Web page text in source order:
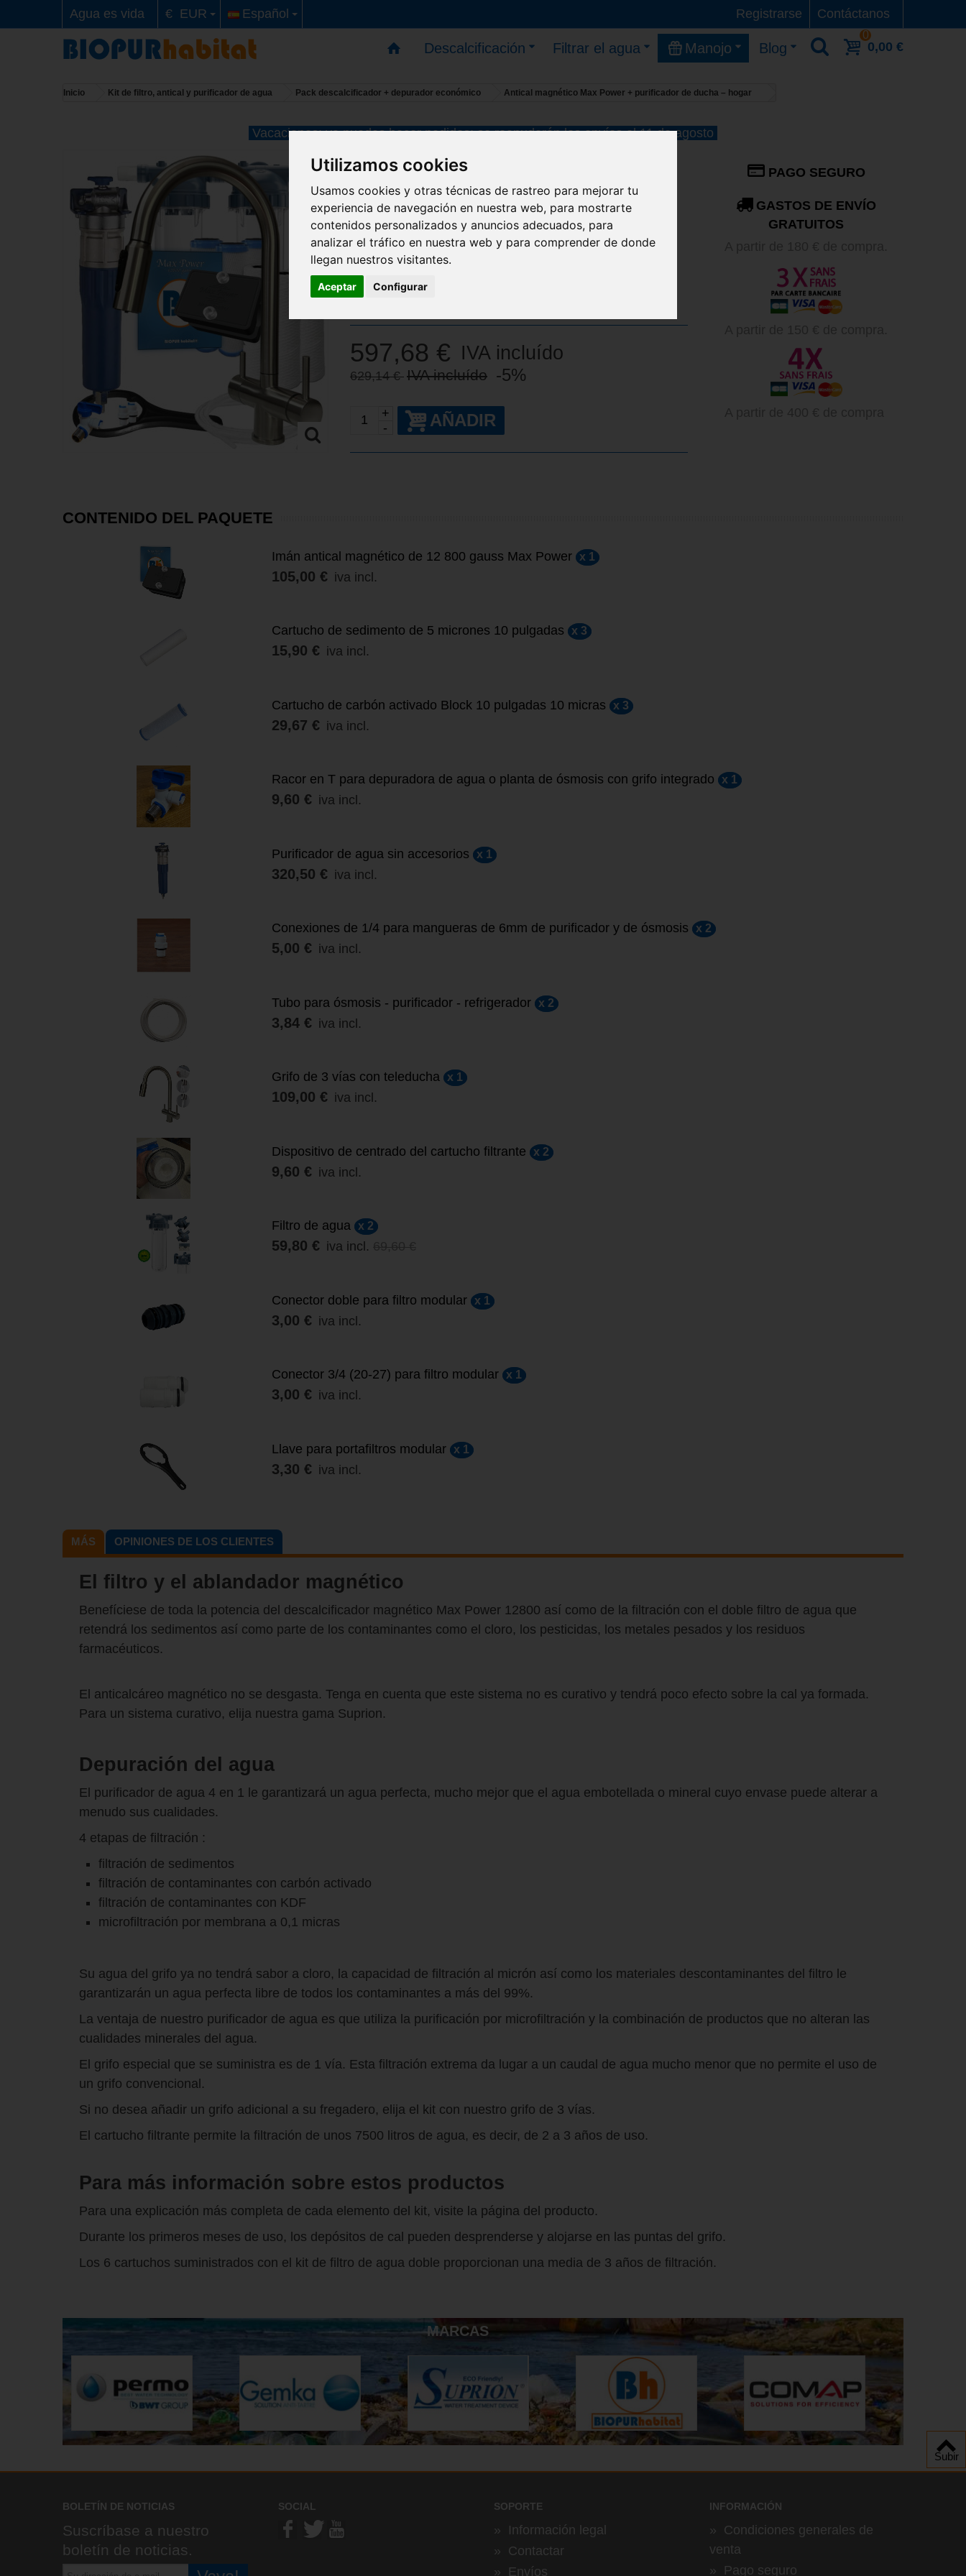
Utilizamos cookies
Usamos cookies y otras técnicas de rastreo para mejorar tu
experiencia de navegación en nuestra web, para mostrarte
contenidos personalizados y anuncios adecuados, para
analizar el tráfico en nuestra web y para comprender de donde
llegan nuestros visitantes.
Aceptar Configurar
Contáctanos
Agua es vida Registrarse
€ EUR Español
Descalcificación Filtrar el agua Manojo Blog
0
0,00 €
Inicio Kit de filtro, antical y purificador de agua Pack descalcificador + depurador económico Antical magnético Max Power + purificador de ducha – hogar
Vacaciones: ya puedes hacer pedidos; se reanudarán los envíos el 11 de agosto
Antical magnético Max Power +
purificador de ducha – hogar
Este pack anticalcáreo y purificador está diseñado
para un hogar estándar de 4 a 5 personas.
Agua más limpia y formación de cal neutralizada.
max-power-filtres-pur-3vd
597,68 € IVA incluído
629,14 € IVA incluído -5%
-
+ AÑADIR
PAGO SEGURO
GASTOS DE ENVÍO
GRATUITOS
CONTENIDO DEL PAQUETE
Imán antical magnético de 12 800 gauss Max Power x 1
105,00 € iva incl.
Cartucho de sedimento de 5 micrones 10 pulgadas x 3
15,90 € iva incl.
Cartucho de carbón activado Block 10 pulgadas 10 micras x 3
29,67 € iva incl.
Racor en T para depuradora de agua o planta de ósmosis con grifo integrado x 1
9,60 € iva incl.
Purificador de agua sin accesorios x 1
320,50 € iva incl.
Conexiones de 1/4 para mangueras de 6mm de purificador y de ósmosis x 2
5,00 € iva incl.
Tubo para ósmosis - purificador - refrigerador x 2
3,84 € iva incl.
Grifo de 3 vías con teleducha x 1
109,00 € iva incl.
Dispositivo de centrado del cartucho filtrante x 2
9,60 € iva incl.
Filtro de agua x 2
59,80 € iva incl.
Conector doble para filtro modular x 1
3,00 € iva incl.
Conector 3/4 (20-27) para filtro modular x 1
3,00 € iva incl.
Llave para portafiltros modular x 1
3,30 € iva incl.
MÁS OPINIONES DE LOS CLIENTES
El filtro y el ablandador magnético
Benefíciese de toda la potencia del descalcificador magnético Max Power 12800 así como de la filtración con el doble filtro de agua que
retendrá los sedimentos así como parte de los contaminantes como el cloro, los pesticidas, los metales pesados y los residuos
farmacéuticos.
El anticalcáreo magnético no se desgasta. Tenga en cuenta que este sistema no es curativo y tendrá poco efecto sobre la cal ya formada.
Para un sistema curativo, elija nuestra gama Suprion.
Depuración del agua
El purificador de agua 4 en 1 le garantizará un agua perfecta, mucho mejor que el agua embotellada o mineral cuyo envase puede alterar a
menudo sus cualidades.
4 etapas de filtración :
filtración de sedimentos
filtración de contaminantes con carbón activado
filtración de contaminantes con KDF
microfiltración por membrana a 0,1 micras
Su agua del grifo ya no tendrá sabor a cloro, la capacidad de filtración al micrón así como los materiales descontaminantes del filtro le
garantizarán un agua perfecta libre de todos los contaminantes a más del 99%.
La ventaja de nuestro purificador de agua es que utiliza la purificación por microfiltración y la combinación de productos que no alteran las
cualidades minerales del agua.
El grifo especial que se suministra es de 1 vía. Esta filtración extrema da lugar a un caudal de agua mucho menor que no permite el uso de
un grifo convencional.
Si no desea añadir un grifo adicional a su fregadero, elija el kit con nuestro grifo de 3 vías.
El cartucho filtrante permite la filtración de unos 7500 litros de agua, es decir, de 2 a 3 años de uso.
Para más información sobre estos productos
Para una explicación más completa de cada elemento del kit, visite la página del producto.
Durante los primeros meses de uso, los depósitos de cal pueden desprenderse y alojarse en las puntas del grifo.
Los 6 cartuchos suministrados con el kit de filtro de agua doble proporcionan una media de 3 años de filtración.
MARCAS
BOLETÍN DE NOTICIAS
Suscríbase a nuestro
boletín de noticias.
SOCIAL SOPORTE
» Información legal
» Contactar
» Envíos
INFORMACIÓN
» Condiciones generales de
venta
» Pago seguro
Subir